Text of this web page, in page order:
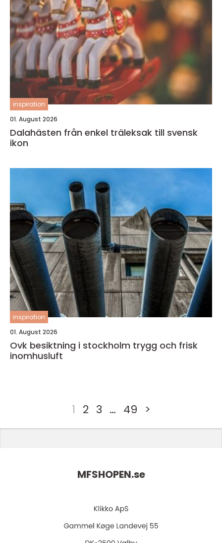
inspiration
01. August 2026
Dalahästen från enkel träleksak till svensk
ikon
inspiration
01. August 2026
Ovk besiktning i stockholm trygg och frisk
inomhusluft
1 2 3 … 49 >
MFSHOPEN.se